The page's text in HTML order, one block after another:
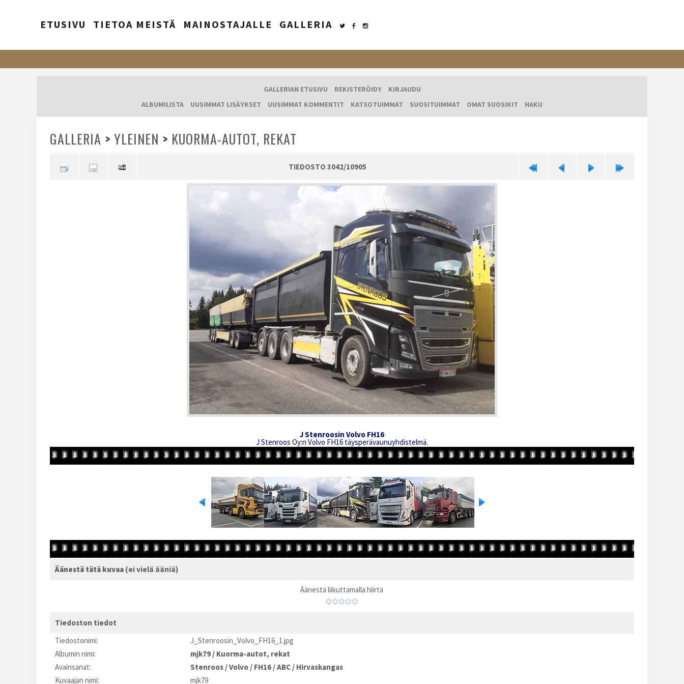
ETUSIVU TIETOA MEISTÄ MAINOSTAJALLE GALLERIA
GALLERIAN ETUSIVU REKISTERÖIDY
KIRJAUDU
ALBUMILISTA
UUSIMMAT LISÄYKSET UUSIMMAT KOMMENTIT KATSOTUIMMAT SUOSITUIMMAT OMAT SUOSIKIT HAKU
GALLERIA > YLEINEN > KUORMA-AUTOT, REKAT
TIEDOSTO 3042/10905
J Stenroosin Volvo FH16
J Stenroos Oy:n Volvo FH16 täysperävaunuyhdistelmä.
Äänestä tätä kuvaa (ei vielä ääniä)
Äänestä liikuttamalla hiirtä
Tiedoston tiedot
Tiedostonimi:
J_Stenroosin_Volvo_FH16_1.jpg
Albumin nimi:
mjk79 / Kuorma-autot, rekat
Avainsanat:
Stenroos /Volvo / FH16 /ABC / Hirvaskangas
Kuvaajan nimi:
mjk79